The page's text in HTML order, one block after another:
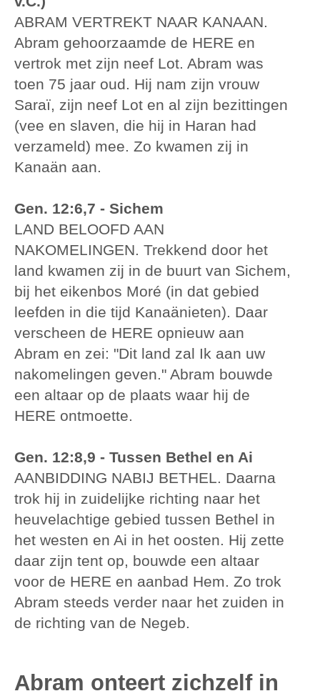
ABRAM VERTREKT NAAR KANAAN.
Abram gehoorzaamde de HERE en
vertrok met zijn neef Lot. Abram was
toen 75 jaar oud. Hij nam zijn vrouw
Saraï, zijn neef Lot en al zijn bezittingen
(vee en slaven, die hij in Haran had
verzameld) mee. Zo kwamen zij in
Kanaän aan.
Gen. 12:6,7 - Sichem
LAND BELOOFD AAN
NAKOMELINGEN. Trekkend door het
land kwamen zij in de buurt van Sichem,
bij het eikenbos Moré (in dat gebied
leefden in die tijd Kanaänieten). Daar
verscheen de HERE opnieuw aan
Abram en zei: "Dit land zal Ik aan uw
nakomelingen geven." Abram bouwde
een altaar op de plaats waar hij de
HERE ontmoette.
Gen. 12:8,9 - Tussen Bethel en Ai
AANBIDDING NABIJ BETHEL. Daarna
trok hij in zuidelijke richting naar het
heuvelachtige gebied tussen Bethel in
het westen en Ai in het oosten. Hij zette
daar zijn tent op, bouwde een altaar
voor de HERE en aanbad Hem. Zo trok
Abram steeds verder naar het zuiden in
de richting van de Negeb.
Abram onteert zichzelf in